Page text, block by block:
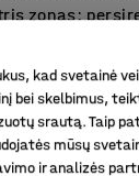
zonas:
atlaisvina
Saugojimo
spintelės ir
kad svetainė
bei skelbimus,
srautą. Taip
mūsų
ir analizės